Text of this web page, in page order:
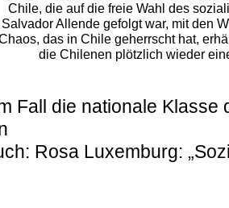
Chile, die auf die freie Wahl des
Salvador Allende gefolgt war, mit den
das in Chile geherrscht hat,
die Chilenen plötzlich wieder
Fall die nationale
Rosa Luxemburg: